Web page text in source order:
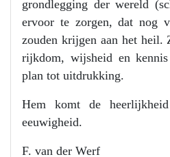
grondlegging der wereld
ervoor te zorgen, dat nog
zouden krijgen aan het
rijkdom, wijsheid en
plan tot uitdrukking.
Hem komt de
eeuwigheid.
F. van der Werf